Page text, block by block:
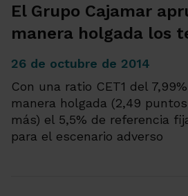
El Grupo Cajamar
manera holgada los
26 de octubre de 2014
Con una ratio CET1 del
manera holgada (2,49
más) el 5,5% de referencia
para el escenario adverso